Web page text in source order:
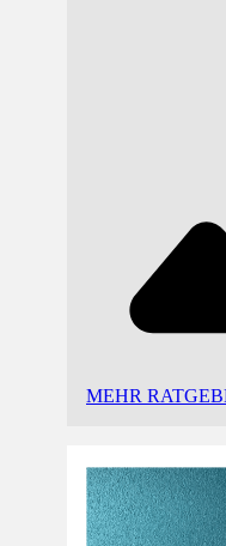
MEHR